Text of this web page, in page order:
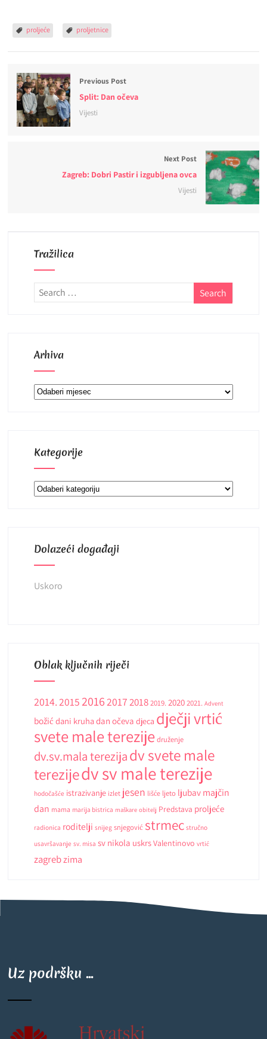
proljeće proljetnice
Previous Post
Split: Dan očeva
Vijesti
Next Post
Zagreb: Dobri Pastir i izgubljena ovca
Vijesti
Tražilica
Arhiva
Arhiva
Kategorije
Kategorije
Dolazeći događaji
Uskoro
Oblak ključnih riječi
2014.2015201620172018 2019. 2020 2021. Advent
božić dani kruhadan očeva djeca dječji vrtić
svete male terezije druženje
dv.sv.mala terezijadv svete male
terezijedv sv male terezije
hodočašće istrazivanje izlet jesen lišće ljeto ljubav majčin
dan mama marija bistrica maškare obitelj Predstava proljeće
radionica roditelji snijeg snjegović strmec stručno
usavršavanje sv. misa sv nikola uskrsValentinovo vrtić
zagrebzima
Uz podršku ...